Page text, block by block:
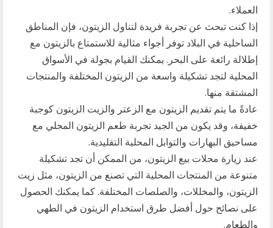
العملاء.
إذا كنت تبحث عن تجربة فريدة لتناول الزيتون، فإن المناطق
الساحلية في البلاد توفر أجواء مثالية للاستمتاع بالزيتون مع
إطلالة رائعة على البحر. يمكنك القيام بجولة في الأسواق
المحلية لتجد تشكيلة واسعة من الزيتون المختلفة والمنتجات
المشتقة منها.
عادةً ما يتم تقديم الزيتون مع الزعتر والزيت الزيتون كوجبة
خفيفة، وقد يكون من الجيد تجربة طعم الزيتون المحلي مع
مساحيق البهارات والتوابل المحلية التقليدية.
عند زيارة محلات بيع الزيتون، من الممكن أن تجد تشكيلة
متنوعة من المنتجات المحلية التي تصنع من الزيتون، مثل زيت
الزيتون، والمخللات، والصلصات المختلفة. كما يمكنك الحصول
على نصائح حول أفضل طرق استخدام الزيتون في الطهي
والطعام.